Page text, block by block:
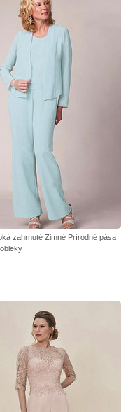
zahrnuté Zimné Prírodné pása